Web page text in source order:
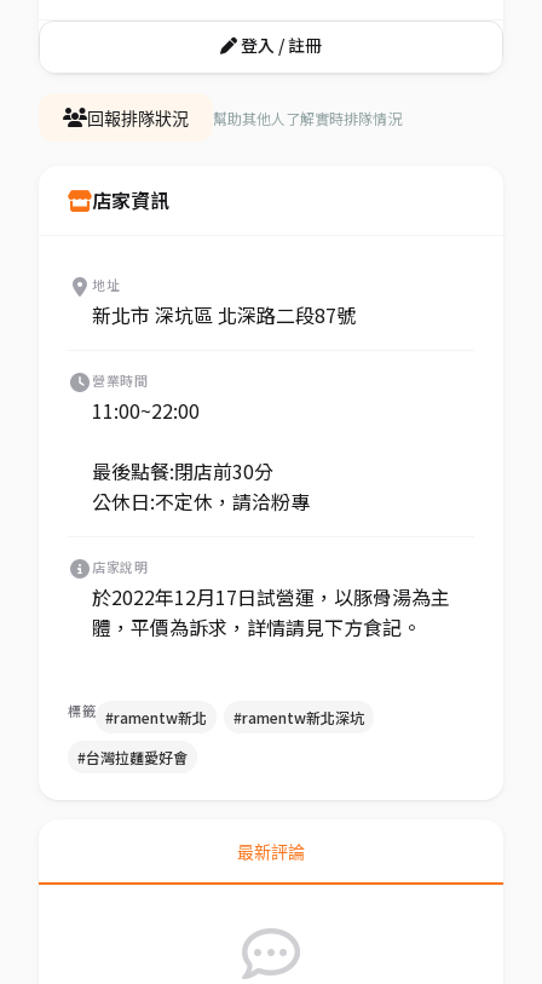
回報排隊狀況 幫助其他人了解實時排隊情況
店家資訊
地址
新北市 深坑區 北深路二段87號
營業時間
11:00~22:00
最後點餐:閉店前30分
公休日:不定休，請洽粉專
店家說明
於2022年12月17日試營運，以豚骨湯為主
體，平價為訴求，詳情請見下方食記。
標籤 #ramentw新北
#ramentw新北深坑
#台灣拉麵愛好會
最新評論
登入 / 註冊